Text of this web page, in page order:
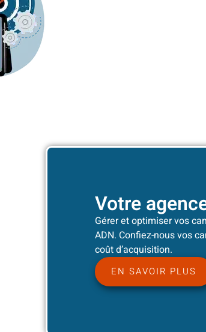
Votre
Gérer et optimiser vos
ADN. Confiez-nous vos
coût d’acquisition.
EN SAVOIR PLUS